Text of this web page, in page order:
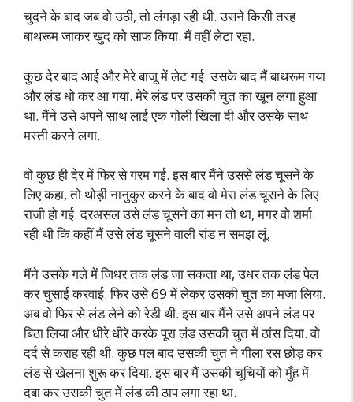
चुदने के बाद जब वो उठी, तो लंगड़ा रही थी. उसने किसी तरह
बाथरूम जाकर खुद को साफ किया. मैं वहीं लेटा रहा.
कुछ देर बाद आई और मेरे बाजू में लेट गई. उसके बाद मैं बाथरूम गया
और लंड धो कर आ गया. मेरे लंड पर उसकी चुत का खून लगा हुआ
था. मैंने उसे अपने साथ लाई एक गोली खिला दी और उसके साथ
मस्ती करने लगा.
वो कुछ ही देर में फिर से गरम गई. इस बार मैंने उससे लंड चूसने के
लिए कहा, तो थोड़ी नानुकुर करने के बाद वो मेरा लंड चूसने के लिए
राजी हो गई. दरअसल उसे लंड चूसने का मन तो था, मगर वो शर्मा
रही थी कि कहीं मैं उसे लंड चूसने वाली रांड न समझ लूं.
मैंने उसके गले में जिधर तक लंड जा सकता था, उधर तक लंड पेल
कर चुसाई करवाई. फिर उसे 69 में लेकर उसकी चुत का मजा लिया.
अब वो फिर से लंड लेने को रेडी थी. इस बार मैंने उसे अपने लंड पर
बिठा लिया और धीरे धीरे करके पूरा लंड उसकी चुत में ठांस दिया. वो
दर्द से कराह रही थी. कुछ पल बाद उसकी चुत ने गीला रस छोड़ कर
लंड से खेलना शुरू कर दिया. इस बार मैं उसकी चूचियों को मुँह में
दबा कर उसकी चुत में लंड की ठाप लगा रहा था.